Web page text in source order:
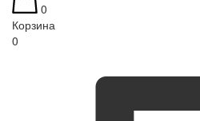
0
Корзина
0